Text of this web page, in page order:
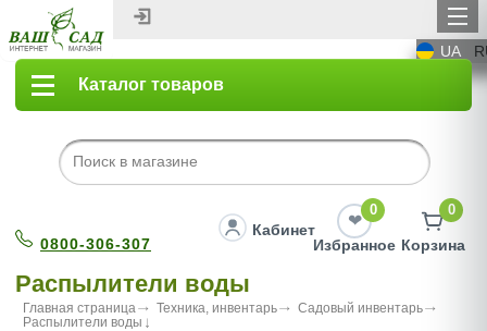
UA
Каталог товаров
0800-306-307
Кабинет
0
Избранное
0
Корзина
Распылители воды
Главная страница Техника, инвентарь
Садовый инвентарь
Распылители воды